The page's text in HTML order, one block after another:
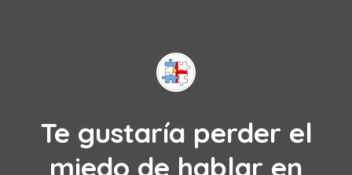
Te gustaría perder el
miedo de hablar en